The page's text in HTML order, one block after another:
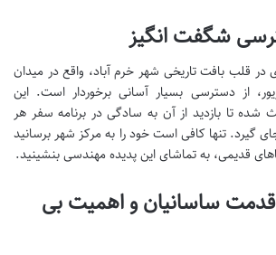
شگفت انگیز
در قلب بافت تاریخی شهر خرم آباد، واقع در میدان
خیابان ۱۷ شهریور، از دسترسی بسیار آسانی برخوردار است. این
شده تا بازدید از آن به سادگی در برنامه سفر هر
گیرد. تنها کافی است خود را به مرکز شهر برسانید
قدیمی، به تماشای این پدیده مهندسی بنشینید.
قدمت ساسانیان و اهمیت بی